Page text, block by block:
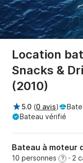
Location
Snacks &
(2010)
5.0 (0 avis)
Bateau vérifié
Bateau à moteur
10 personnes ? · 2